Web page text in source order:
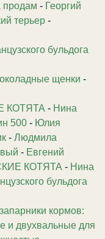
продам - Георгий
терьер -
бульдога
щенки -
КОТЯТА - Нина
500 - Юлия
- Людмила
- Евгений
КОТЯТА - Нина
бульдога
кормов:
и двухвальные для